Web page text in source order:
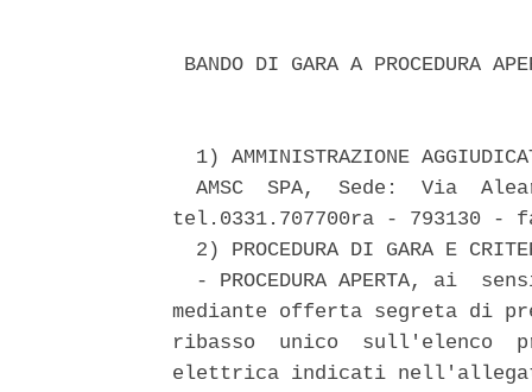
BANDO DI GARA A
1) AMMINISTRAZIONE
AMSC  SPA,  Sede:  Via
tel.0331.707700ra - 793130 -
2) PROCEDURA DI GARA E
- PROCEDURA APERTA, ai
mediante offerta segreta di
ribasso  unico  sull'elenco
elettrica indicati